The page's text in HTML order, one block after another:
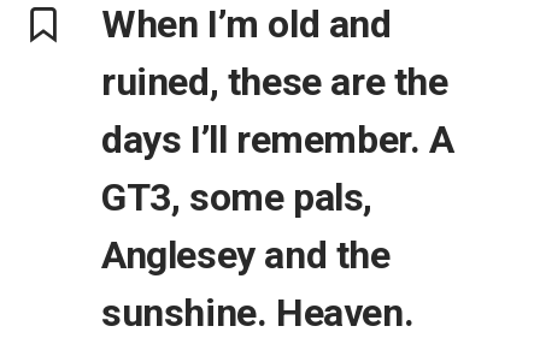
When I’m old and
ruined, these are the
days I’ll remember. A
GT3, some pals,
Anglesey and the
sunshine. Heaven.